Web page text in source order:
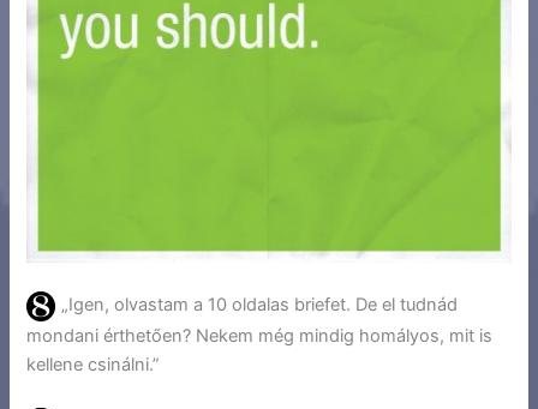
„Igen, olvastam a 10 oldalas briefet. De el tudnád
mondani érthetően? Nekem még mindig homályos, mit is
kellene csinálni.”